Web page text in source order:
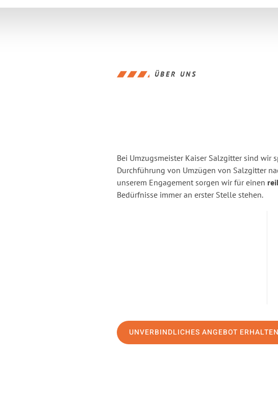
ÜBER UNS
Bei Umzugsmeister Kaiser Salzgitter sind wir
Durchführung von Umzügen von Salzgitter
unserem Engagement sorgen wir für einen
Bedürfnisse immer an erster Stelle stehen.
UNVERBINDLICHES ANGEBOT ERHALTEN